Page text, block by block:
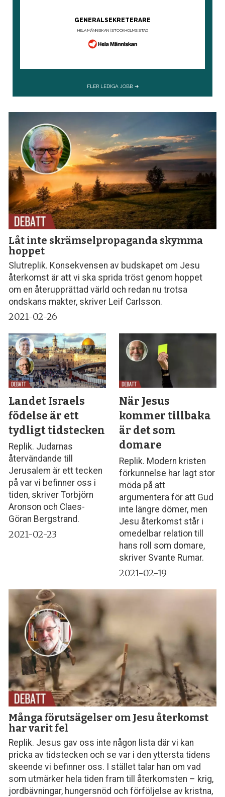
Låt inte skrämselpropaganda skymma
hoppet
Slutreplik. Konsekvensen av budskapet om Jesu
återkomst är att vi ska sprida tröst genom hoppet
om en återupprättad värld och redan nu trotsa
ondskans makter, skriver Leif Carlsson.
2021-02-26
Landet Israels
födelse är ett
tydligt tidstecken
Replik. Judarnas
återvändande till
Jerusalem är ett tecken
på var vi befinner oss i
tiden, skriver Torbjörn
Aronson och Claes-
Göran Bergstrand.
2021-02-23
När Jesus
kommer tillbaka
är det som
domare
Replik. Modern kristen
förkunnelse har lagt stor
möda på att
argumentera för att Gud
inte längre dömer, men
Jesu återkomst står i
omedelbar relation till
hans roll som domare,
skriver Svante Rumar.
2021-02-19
Många förutsägelser om Jesu återkomst
har varit fel
Replik. Jesus gav oss inte någon lista där vi kan
pricka av tidstecken och se var i den yttersta tidens
skeende vi befinner oss. I stället talar han om vad
som utmärker hela tiden fram till återkomsten – krig,
jordbävningar, hungersnöd och förföljelse av kristna,